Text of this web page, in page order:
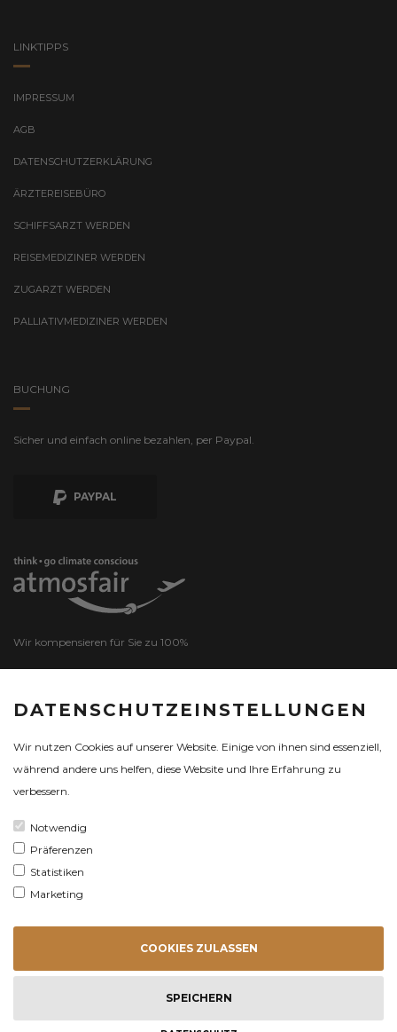
VERZEICHNIS
LINKTIPPS
IMPRESSUM
AGB
DATENSCHUTZERKLÄRUNG
ÄRZTEREISEBÜRO
SCHIFFSARZT WERDEN
REISEMEDIZINER WERDEN
ZUGARZT WERDEN
PALLIATIVMEDIZINER WERDEN
BUCHUNG
Sicher und einfach online bezahlen, per Paypal.
PAYPAL
Wir kompensieren für Sie zu 100%
ZERTIFIKAT
SITEMAP
DATENSCHUTZEINSTELLUNGEN
Wir nutzen Cookies auf unserer Website. Einige von ihnen sind essenziell,
während andere uns helfen, diese Website und Ihre Erfahrung zu
verbessern.
Notwendig
Präferenzen
Statistiken
Marketing
SPEICHERN
COOKIES ZULASSEN